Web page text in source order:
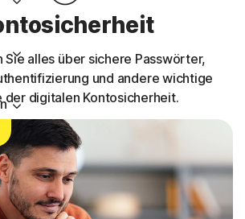
Sie alles über sichere Passwörter,
und andere wichtige
der digitalen Kontosicherheit.